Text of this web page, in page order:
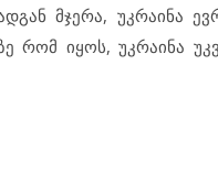
მჯერა, უკრაინა
რომ იყოს, უკრაინა